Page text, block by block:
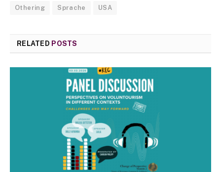
Othering Sprache USA
RELATED POSTS